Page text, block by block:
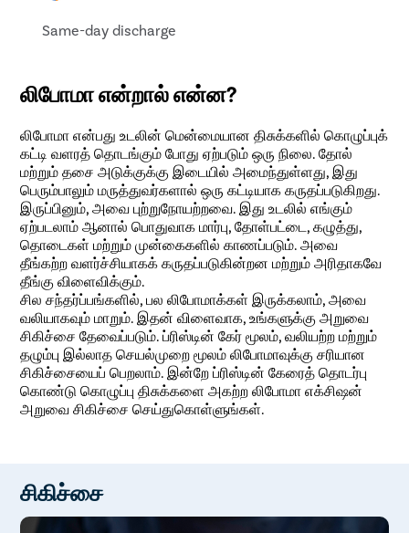
Same-day discharge
லிபோமா என்றால் என்ன?
லிபோமா என்பது உடலின் மென்மையான திசுக்களில் கொழுப்புக்
கட்டி வளரத் தொடங்கும் போது ஏற்படும் ஒரு நிலை. தோல்
மற்றும் தசை அடுக்குக்கு இடையில் அமைந்துள்ளது, இது
பெரும்பாலும் மருத்துவர்களால் ஒரு கட்டியாக கருதப்படுகிறது.
இருப்பினும், அவை புற்றுநோயற்றவை. இது உடலில் எங்கும்
ஏற்படலாம் ஆனால் பொதுவாக மார்பு, தோள்பட்டை, கழுத்து,
தொடைகள் மற்றும் முன்கைகளில் காணப்படும். அவை
தீங்கற்ற வளர்ச்சியாகக் கருதப்படுகின்றன மற்றும் அரிதாகவே
தீங்கு விளைவிக்கும்.
சில சந்தர்ப்பங்களில், பல லிபோமாக்கள் இருக்கலாம், அவை
வலியாகவும் மாறும். இதன் விளைவாக, உங்களுக்கு அறுவை
சிகிச்சை தேவைப்படும். ப்ரிஸ்டின் கேர் மூலம், வலியற்ற மற்றும்
தழும்பு இல்லாத செயல்முறை மூலம் லிபோமாவுக்கு சரியான
சிகிச்சையைப் பெறலாம். இன்றே ப்ரிஸ்டின் கேரைத் தொடர்பு
கொண்டு கொழுப்பு திசுக்களை அகற்ற லிபோமா எக்சிஷன்
அறுவை சிகிச்சை செய்துகொள்ளுங்கள்.
சிகிச்சை